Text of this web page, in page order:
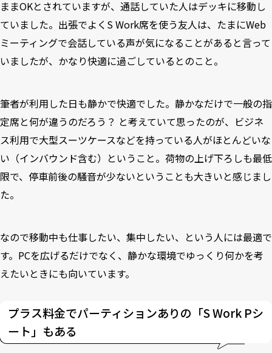
ままOKとされていますが、通話していた人はデッキに移動し
ていました。出張でよくS Work席を使う友人は、たまにWeb
ミーティングで会話している声が気になることがあると言って
いましたが、かなり快適に過ごしているとのこと。
筆者が利用した日も静かで快適でした。静かなだけで一般の指
定席と何が違うのだろう？ と考えていて思ったのが、ビジネ
ス利用で大型スーツケースなどを持っている人がほとんどいな
い（インバウンド含む）ということ。荷物の上げ下ろしも最低
限で、停車前後の騒音が少ないということも大きいと感じまし
た。
なので移動中も仕事したい、集中したい、という人には最適で
す。PCを広げるだけでなく、静かな環境でゆっくり何かを考
えたいときにも向いています。
プラス料金でパーティションありの「S Work Pシ
ート」もある